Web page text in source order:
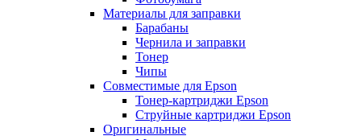
Материалы для заправки
Барабаны
Чернила и заправки
Тонер
Чипы
Совместимые для Epson
Тонер-картриджи Epson
Струйные картриджи Epson
Оригинальные